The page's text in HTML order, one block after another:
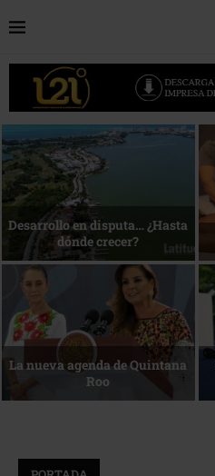
Bottega, un viaje servido a la
mesa
Reconocimiento de viajeros